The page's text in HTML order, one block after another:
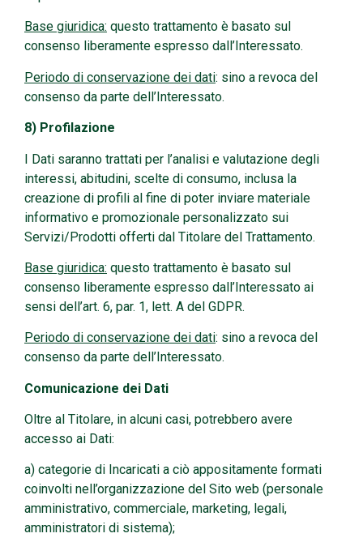
Base giuridica: questo trattamento è basato sul
consenso liberamente espresso dall’Interessato.
Periodo di conservazione dei dati: sino a revoca del
consenso da parte dell’Interessato.
8) Profilazione
I Dati saranno trattati per l’analisi e valutazione degli
interessi, abitudini, scelte di consumo, inclusa la
creazione di profili al fine di poter inviare materiale
informativo e promozionale personalizzato sui
Servizi/Prodotti offerti dal Titolare del Trattamento.
Base giuridica: questo trattamento è basato sul
consenso liberamente espresso dall’Interessato ai
sensi dell’art. 6, par. 1, lett. A del GDPR.
Periodo di conservazione dei dati: sino a revoca del
consenso da parte dell’Interessato.
Comunicazione dei Dati
Oltre al Titolare, in alcuni casi, potrebbero avere
accesso ai Dati:
a) categorie di Incaricati a ciò appositamente formati
coinvolti nell’organizzazione del Sito web (personale
amministrativo, commerciale, marketing, legali,
amministratori di sistema);